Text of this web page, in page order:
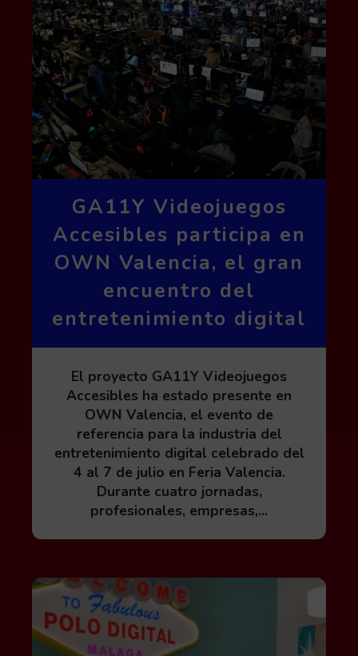
GA11Y Videojuegos
Accesibles participa en
OWN Valencia, el gran
encuentro del
entretenimiento digital
El proyecto GA11Y Videojuegos
Accesibles ha estado presente en
OWN Valencia, el evento de
referencia para la industria del
entretenimiento digital celebrado del
4 al 7 de julio en Feria Valencia.
Durante cuatro jornadas,
profesionales, empresas,...
Leer más acerca de Proceso de inscripción al